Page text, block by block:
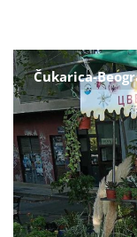
Čukarica-